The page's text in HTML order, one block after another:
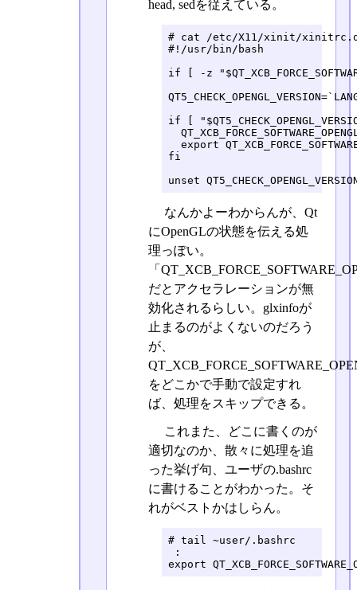
head, sedを従えている。
# cat /etc/X11/xinit/
#!/usr/bin/bash
if [ -z
if [
export
fi
unset
なんかよーわからんが、Qt
にOpenGLの状態を伝える処
理っぽい。
「
だとアクセラレーションが無
効化されるらしい。glxinfoが
止まるのがよくないのだろう
が、
をどこかで手動で設定すれ
ば、処理をスキップできる。
これまた、どこに書くのが
適切なのか、散々に処理を追
った挙げ句、ユーザの.bashrc
に書けることがわかった。そ
れがベストかはしらん。
# tail ~user/.bashrc
:
export